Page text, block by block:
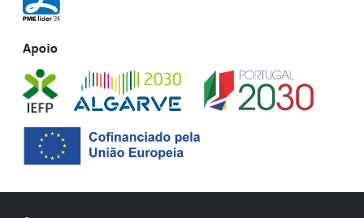
Apoio